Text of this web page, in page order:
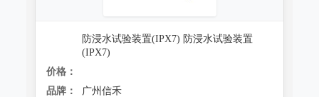
防浸水试验装置(IPX7) 防浸水试验装置
(IPX7)
价格：
品牌：
广州信禾